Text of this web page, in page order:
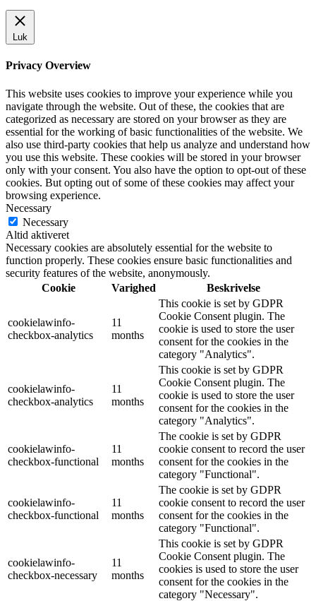
Luk
Privacy Overview
This website uses cookies to improve your experience while you
navigate through the website. Out of these, the cookies that are
categorized as necessary are stored on your browser as they are
essential for the working of basic functionalities of the website. We
also use third-party cookies that help us analyze and understand how
you use this website. These cookies will be stored in your browser
only with your consent. You also have the option to opt-out of these
cookies. But opting out of some of these cookies may affect your
browsing experience.
Necessary
Necessary
Altid aktiveret
Necessary cookies are absolutely essential for the website to
function properly. These cookies ensure basic functionalities and
security features of the website, anonymously.
Cookie
Varighed Beskrivelse
cookielawinfo-
checkbox-analytics
11
months
This cookie is set by GDPR
Cookie Consent plugin. The
cookie is used to store the user
consent for the cookies in the
category "Analytics".
cookielawinfo-
checkbox-analytics
11
months
This cookie is set by GDPR
Cookie Consent plugin. The
cookie is used to store the user
consent for the cookies in the
category "Analytics".
cookielawinfo-
checkbox-functional
11
months
The cookie is set by GDPR
cookie consent to record the user
consent for the cookies in the
category "Functional".
cookielawinfo-
checkbox-functional
11
months
The cookie is set by GDPR
cookie consent to record the user
consent for the cookies in the
category "Functional".
cookielawinfo-
checkbox-necessary
11
months
This cookie is set by GDPR
Cookie Consent plugin. The
cookies is used to store the user
consent for the cookies in the
category "Necessary".